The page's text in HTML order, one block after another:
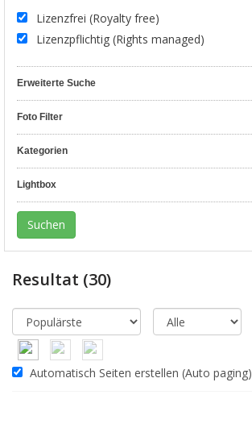
Lizenzfrei (Royalty free)
Lizenzpflichtig (Rights managed)
Erweiterte Suche
Foto Filter
Kategorien
Lightbox
Resultat (30)
Automatisch Seiten erstellen (Auto paging)